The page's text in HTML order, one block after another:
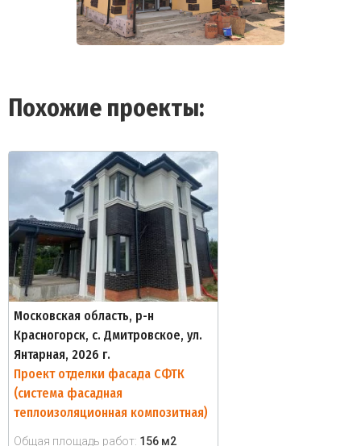
Похожие проекты:
Московская область, р-н
Красногорск, с. Дмитровское, ул.
Янтарная, 2026 г.
Проект отделки фасада СФТК
(система фасадная
теплоизоляционная композитная)
Общая площадь работ: 156 м2